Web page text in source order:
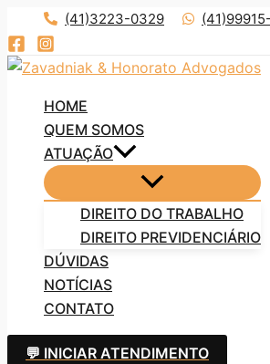
para
o
(41)3223-0329
HOME
QUEM SOMOS
ATUAÇÃO
DIREITO DO TRABALHO
DIREITO PREVIDENCIÁRIO
DÚVIDAS
NOTÍCIAS
CONTATO
💬 INICIAR ATENDIMENTO